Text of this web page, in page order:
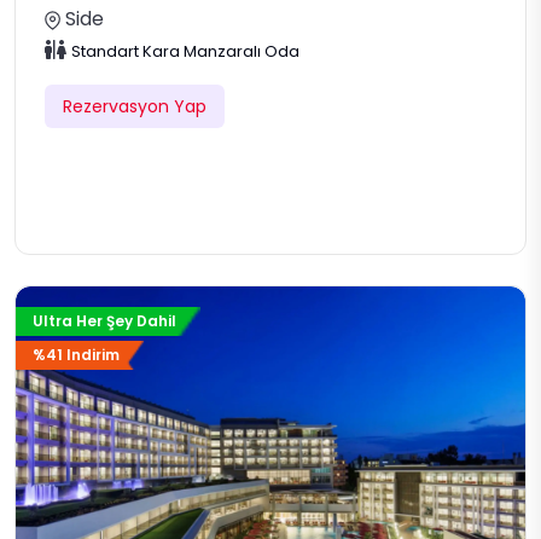
Side
Standart Kara Manzaralı Oda
Rezervasyon Yap
Ultra Her Şey Dahil
%41 Indirim